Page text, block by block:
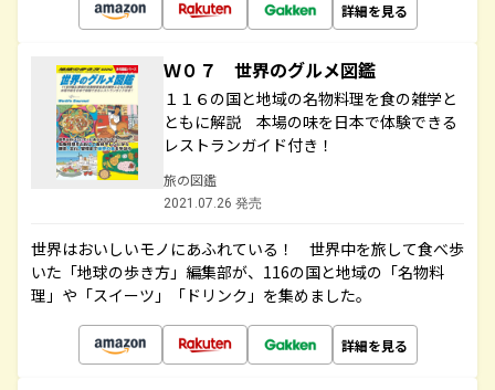
詳細を見る
Ｗ０７ 世界のグルメ図鑑
１１６の国と地域の名物料理を食の雑学と
ともに解説 本場の味を日本で体験できる
レストランガイド付き！
旅の図鑑
2021.07.26 発売
世界はおいしいモノにあふれている！ 世界中を旅して食べ歩
いた「地球の歩き方」編集部が、116の国と地域の「名物料
理」や「スイーツ」「ドリンク」を集めました。
詳細を見る